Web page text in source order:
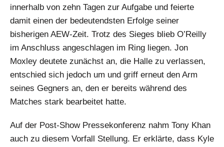
innerhalb von zehn Tagen zur Aufgabe und feierte
damit einen der bedeutendsten Erfolge seiner
bisherigen AEW-Zeit. Trotz des Sieges blieb O’Reilly
im Anschluss angeschlagen im Ring liegen. Jon
Moxley deutete zunächst an, die Halle zu verlassen,
entschied sich jedoch um und griff erneut den Arm
seines Gegners an, den er bereits während des
Matches stark bearbeitet hatte.
Auf der Post-Show Pressekonferenz nahm Tony Khan
auch zu diesem Vorfall Stellung. Er erklärte, dass Kyle